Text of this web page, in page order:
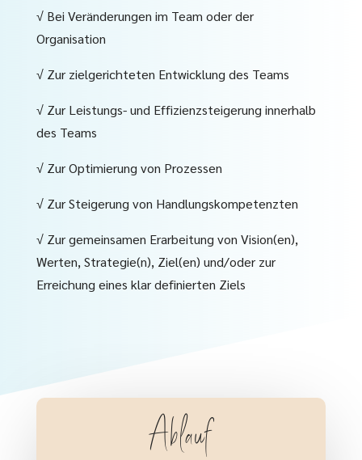
√ Bei Veränderungen im Team oder der
Organisation
√ Zur zielgerichteten Entwicklung des Teams
√ Zur Leistungs- und Effizienzsteigerung innerhalb
des Teams
√ Zur Optimierung von Prozessen
√ Zur Steigerung von Handlungskompetenzten
√ Zur gemeinsamen Erarbeitung von Vision(en),
Werten, Strategie(n), Ziel(en) und/oder zur
Erreichung eines klar definierten Ziels
Ablauf